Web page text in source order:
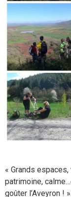
« Grands
patrimoine,
goûter l’Aveyron ! ».